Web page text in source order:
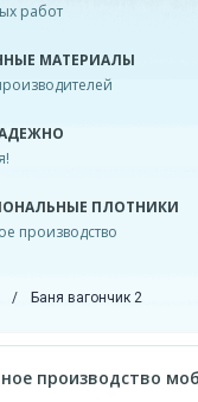
работ
МАТЕРИАЛЫ
ПЛОТНИКИ
производство
Баня вагончик 2
производство